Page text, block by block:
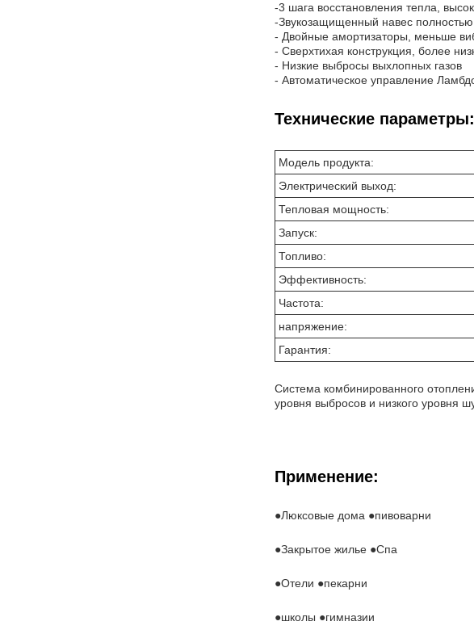
-3 шага восстановления тепла,
-Звукозащищенный навес
- Двойные амортизаторы, меньше
- Сверхтихая конструкция, более
- Низкие выбросы выхлопных газов
- Автоматическое управление
Технические параметры:
Модель продукта:
Электрический выход:
Тепловая мощность:
Запуск:
Топливо:
Эффективность:
Частота:
напряжение:
Гарантия:
Система комбинированного
уровня выбросов и низкого уровня
Применение:
●Люксовые дома ●пивоварни
●Закрытое жилье ●Спа
●Отели ●пекарни
●школы ●гимназии